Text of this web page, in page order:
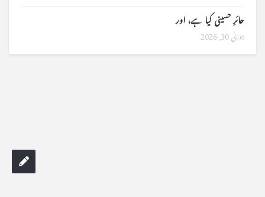
حائرِ حسینی کیا ہے، اور
جولائی 30, 2026